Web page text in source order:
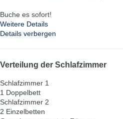
Buche es sofort!
Weitere Details
Details verbergen
Verteilung der Schlafzimmer
Schlafzimmer 1
1 Doppelbett
Schlafzimmer 2
2 Einzelbetten